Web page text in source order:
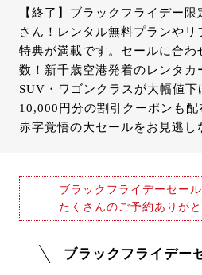
【終了】ブラックフライデー
さん！レンタル無料プランやリ
特典が満載です。セールに合わ
数！新千歳空港発着のレンタカ
SUV・ワゴンクラスが大幅値
10,000円分の割引クーポンも配
赤字覚悟の大セールをお見逃し
ブラックフライデーセー
たくさんのご予約ありが
ブラックフライデー